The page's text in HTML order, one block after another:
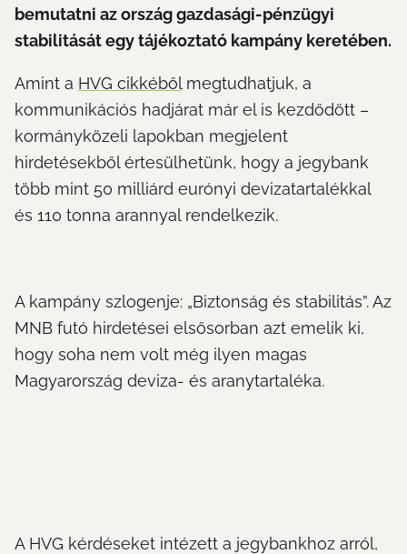
bemutatni az ország gazdasági-pénzügyi
stabilitását egy tájékoztató kampány keretében.
Amint a HVG cikkéből megtudhatjuk, a
kommunikációs hadjárat már el is kezdődött –
kormányközeli lapokban megjelent
hirdetésekből értesülhetünk, hogy a jegybank
több mint 50 milliárd eurónyi devizatartalékkal
és 110 tonna arannyal rendelkezik.
A kampány szlogenje: „Biztonság és stabilitás”. Az
MNB futó hirdetései elsősorban azt emelik ki,
hogy soha nem volt még ilyen magas
Magyarország deviza- és aranytartaléka.
A HVG kérdéseket intézett a jegybankhoz arról,